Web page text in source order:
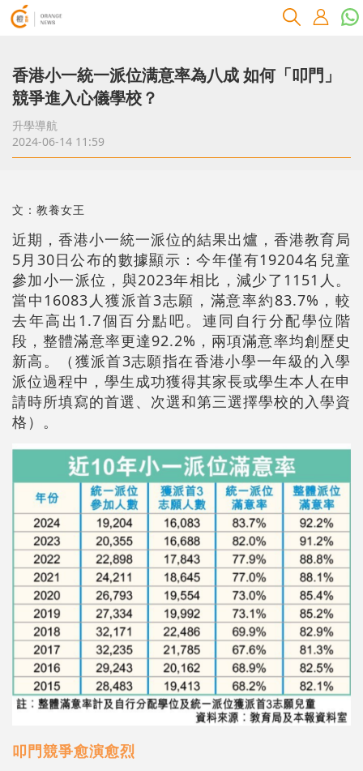
香港小一統一派位满意率為八成 如何「叩門」
競爭進入心儀學校？
升學導航
2024-06-14 11:59
文：教養女王
近期，香港小一統一派位的結果出爐，香港教育局
5月30日公布的數據顯示：今年僅有19204名兒童
參加小一派位，與2023年相比，減少了1151人。
當中16083人獲派首3志願，滿意率約83.7%，較
去年高出1.7個百分點吧。連同自行分配學位階
段，整體滿意率更達92.2%，兩項滿意率均創歷史
新高。（獲派首3志願指在香港小學一年級的入學
派位過程中，學生成功獲得其家長或學生本人在申
請時所填寫的首選、次選和第三選擇學校的入學資
格）。
叩門競爭愈演愈烈